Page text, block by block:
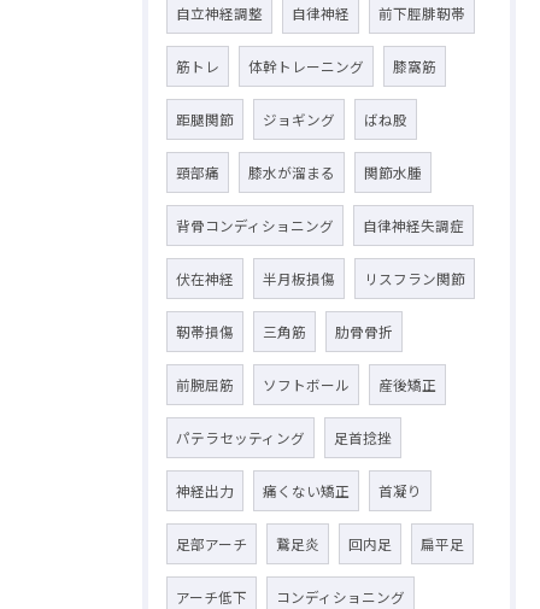
自立神経調整 自律神経 前下脛腓靭帯
筋トレ 体幹トレーニング 膝窩筋
距腿関節 ジョギング ばね股
頸部痛 膝水が溜まる 関節水腫
背骨コンディショニング 自律神経失調症
伏在神経 半月板損傷 リスフラン関節
靭帯損傷 三角筋 肋骨骨折
前腕屈筋 ソフトボール 産後矯正
パテラセッティング 足首捻挫
神経出力 痛くない矯正 首凝り
足部アーチ 鵞足炎 回内足 扁平足
アーチ低下 コンディショニング